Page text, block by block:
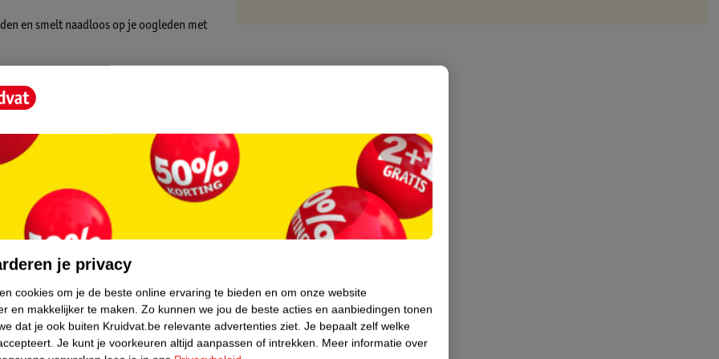
en smelt naadloos op je oogleden met
de opbouwbare formule past zich aan
en zorgt in slechts één
je privacy
cookies om je de beste online ervaring te bieden en om onze website
en makkelijker te maken. Zo kunnen we jou de beste acties en aanbiedingen tonen
dat je ook buiten Kruidvat.be relevante advertenties ziet. Je bepaalt zelf welke
Je kunt je voorkeuren altijd aanpassen of intrekken. Meer informatie over